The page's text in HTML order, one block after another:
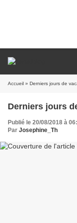
Accueil » Derniers jours de
Derniers jours
Publié le 20/08/2018 à
Par Josephine_Th